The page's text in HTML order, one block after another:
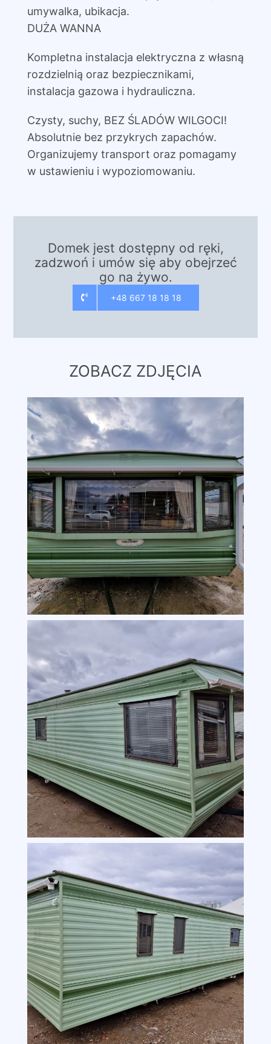
umywalka, ubikacja.
DUŻA WANNA
Kompletna instalacja elektryczna z własną
rozdzielnią oraz bezpiecznikami,
instalacja gazowa i hydrauliczna.
Czysty, suchy, BEZ ŚLADÓW WILGOCI!
Absolutnie bez przykrych zapachów.
Organizujemy transport oraz pomagamy
w ustawieniu i wypoziomowaniu.
Domek jest dostępny od ręki,
zadzwoń i umów się aby obejrzeć
go na żywo.
+48 667 18 18 18
ZOBACZ ZDJĘCIA